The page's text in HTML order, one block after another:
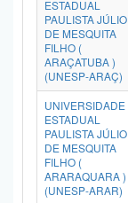
ESTADUAL
PAULISTA JÚLIO
DE MESQUITA
FILHO (
ARAÇATUBA )
(UNESP-ARAÇ)
UNIVERSIDADE
ESTADUAL
PAULISTA JÚLIO
DE MESQUITA
FILHO (
ARARAQUARA )
(UNESP-ARAR)